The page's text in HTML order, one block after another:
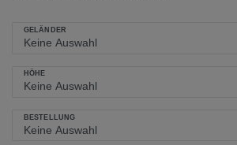
GELÄNDER
HÖHE
BESTELLUNG